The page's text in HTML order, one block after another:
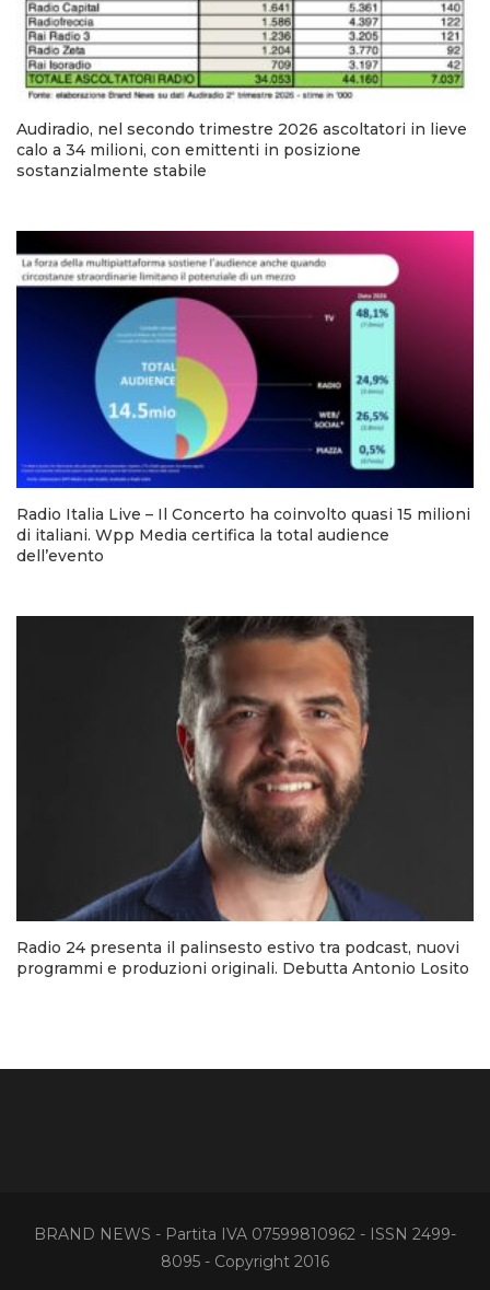
Audiradio, nel secondo trimestre 2026 ascoltatori in lieve
calo a 34 milioni, con emittenti in posizione
sostanzialmente stabile
Radio Italia Live – Il Concerto ha coinvolto quasi 15 milioni
di italiani. Wpp Media certifica la total audience
dell’evento
Radio 24 presenta il palinsesto estivo tra podcast, nuovi
programmi e produzioni originali. Debutta Antonio Losito
BRAND NEWS - Partita IVA 07599810962 - ISSN 2499-
8095 - Copyright 2016